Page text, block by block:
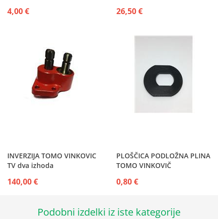
4,00 € 26,50 €
INVERZIJA TOMO VINKOVIC
TV dva izhoda
140,00 €
PLOŠČICA PODLOŽNA PLINA
TOMO VINKOVIČ
0,80 €
Podobni izdelki iz iste kategorije